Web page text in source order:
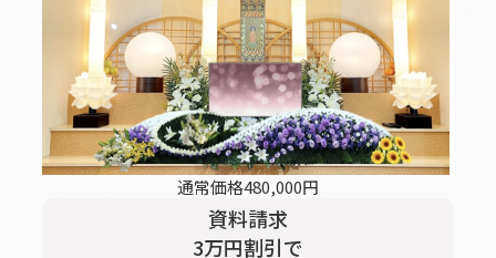
通常価格480,000円
資料請求
3万円割引で